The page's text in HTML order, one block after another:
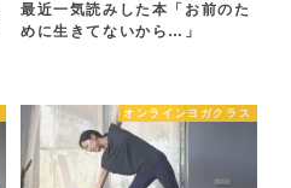
最近一気読みした本「お前のた
めに生きてないから…」
オンラインヨガクラス